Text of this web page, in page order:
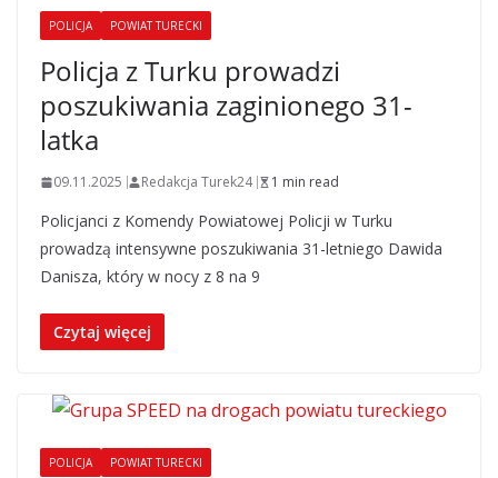
POLICJA POWIAT TURECKI
Policja z Turku prowadzi
poszukiwania zaginionego 31-
latka
09.11.2025 Redakcja Turek24 1 min read
Policjanci z Komendy Powiatowej Policji w Turku
prowadzą intensywne poszukiwania 31-letniego Dawida
Danisza, który w nocy z 8 na 9
Czytaj więcej
POLICJA POWIAT TURECKI